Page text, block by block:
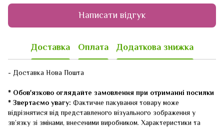
Написати відгук
Доставка Оплата Додаткова знижка
- Доставка Нова Пошта
* Обов'язково оглядайте замовлення при отриманні посилки
* Звертаємо увагу: Фактичне пакування товару може
відрізнятися від представленого візуального зображення у
зв’язку зі змінами, внесеними виробником. Характеристики та